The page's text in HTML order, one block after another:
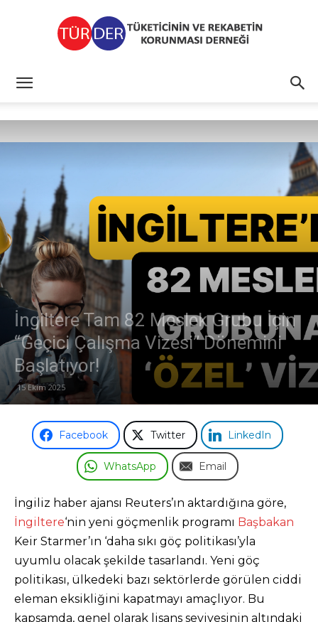
İngiltere Tam 82 Meslek Grubu İçin
“Geçici Çalışma Vizesi” Dönemini
Başlatıyor!
15 Ekim 2025
Facebook Twitter LinkedIn
WhatsApp Email
İngiliz haber ajansı Reuters’ın aktardığına göre,
İngiltere‘nin yeni göçmenlik programı Başbakan
Keir Starmer’ın ‘daha sıkı göç politikası’yla
uyumlu olacak şekilde tasarlandı. Yeni göç
politikası, ülkedeki bazı sektörlerde görülen ciddi
eleman eksikliğini kapatmayı amaçlıyor. Bu
kapsamda, genel olarak lisans seviyesinin altındaki